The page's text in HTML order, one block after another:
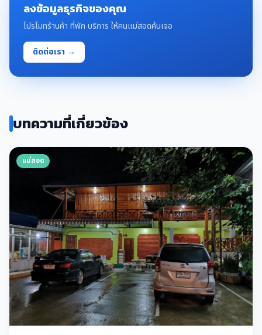
ลงข้อมูลธุรกิจของคุณ
โปรโมทร้านค้า ที่พัก บริการ ให้คนแม่สอดค้นเจอ
ติดต่อเรา →
บทความที่เกี่ยวข้อง
แม่สอด